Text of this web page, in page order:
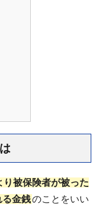
り被保険者が被った
る金銭のことをいい